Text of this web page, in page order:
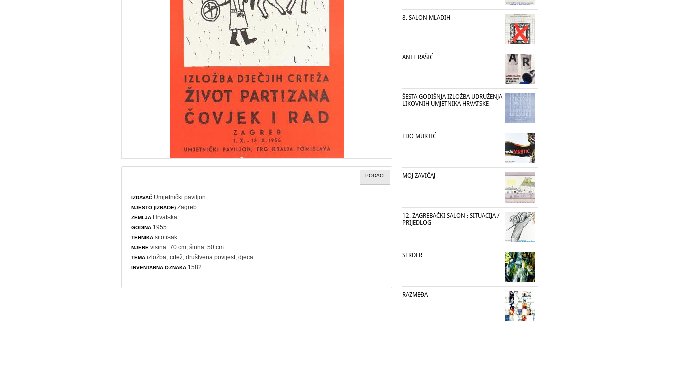
PODACI
IZDAVAČ Umjetnički paviljon
MJESTO (IZRADE) Zagreb
ZEMLJA Hrvatska
GODINA 1955.
TEHNIKA sitotisak
MJERE visina: 70 cm; širina: 50 cm
TEMA izložba ,crtež ,društvena povijest ,djeca
INVENTARNA OZNAKA 1582
8. SALON MLADIH
ANTE RAŠIĆ
ŠESTA GODIŠNJA IZLOŽBA UDRUŽENJA
LIKOVNIH UMJETNIKA HRVATSKE
EDO MURTIĆ
MOJ ZAVIČAJ
12. ZAGREBAČKI SALON : SITUACIJA /
PRIJEDLOG
SERDER
RAZMEĐA